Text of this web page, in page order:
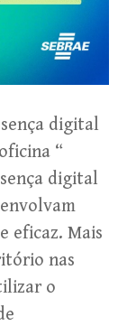
digital
“
digital
eficaz. Mais
nas
o